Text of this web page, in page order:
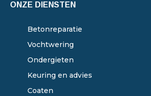
ONZE DIENSTEN
Betonreparatie
Vochtwering
Ondergieten
Keuring en advies
Coaten